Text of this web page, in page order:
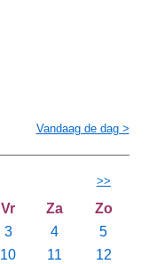
Vandaag de dag >
>>
Vr Za
Zo
3 4
5
10 11
12